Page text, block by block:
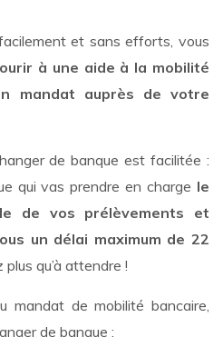
et sans efforts, vous
à une aide à la mobilité
mandat auprès de votre
de banque est facilitée :
qui vas prendre en charge le
de vos prélèvements et
un délai maximum de 22
plus qu’à attendre !
mandat de mobilité bancaire,
de banque :